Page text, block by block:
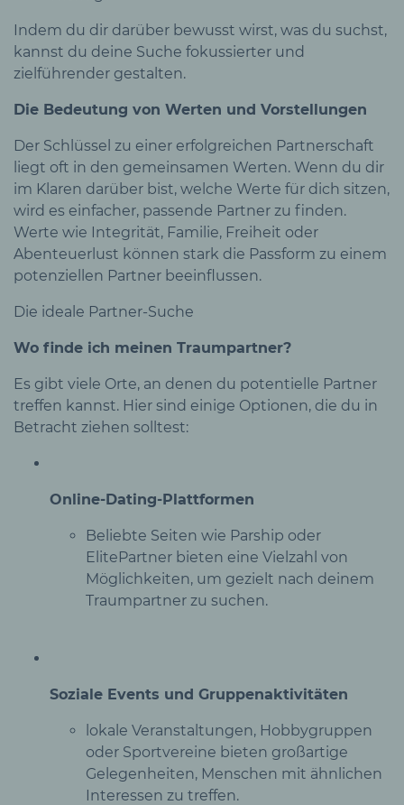
Indem du dir darüber bewusst wirst, was du suchst,
kannst du deine Suche fokussierter und
zielführender gestalten.
Die Bedeutung von Werten und Vorstellungen
Der Schlüssel zu einer erfolgreichen Partnerschaft
liegt oft in den gemeinsamen Werten. Wenn du dir
im Klaren darüber bist, welche Werte für dich sitzen,
wird es einfacher, passende Partner zu finden.
Werte wie Integrität, Familie, Freiheit oder
Abenteuerlust können stark die Passform zu einem
potenziellen Partner beeinflussen.
Die ideale Partner-Suche
Wo finde ich meinen Traumpartner?
Es gibt viele Orte, an denen du potentielle Partner
treffen kannst. Hier sind einige Optionen, die du in
Betracht ziehen solltest:
Online-Dating-Plattformen
Beliebte Seiten wie Parship oder
ElitePartner bieten eine Vielzahl von
Möglichkeiten, um gezielt nach deinem
Traumpartner zu suchen.
Soziale Events und Gruppenaktivitäten
lokale Veranstaltungen, Hobbygruppen
oder Sportvereine bieten großartige
Gelegenheiten, Menschen mit ähnlichen
Interessen zu treffen.